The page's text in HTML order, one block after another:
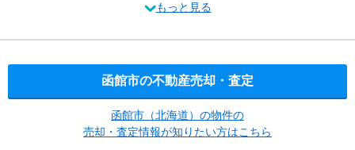
もっと見る
函館市の不動産売却・査定
函館市（北海道）の物件の
売却・査定情報が知りたい方はこちら